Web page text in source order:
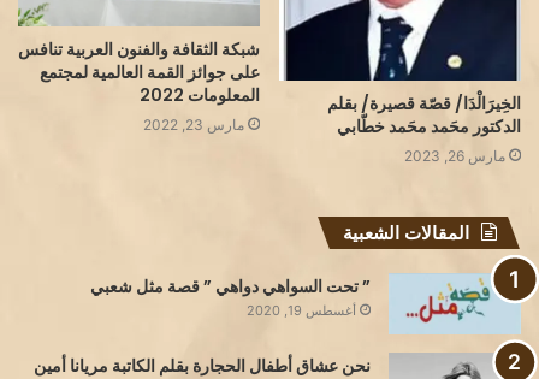
الخِيرَالْدَا/ قصّة قصيرة/ بقلم
الدكتور محَمد محَمد خطّابي
مارس 26, 2023
شبكة الثقافة والفنون العربية تنافس
على جوائز القمة العالمية لمجتمع
المعلومات 2022
مارس 23, 2022
المقالات الشعبية
” تحت السواهي دواهي ” قصة مثل شعبي
أغسطس 19, 2020
نحن عشاق أطفال الحجارة بقلم الكاتبة مريانا أمين